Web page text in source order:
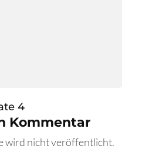
4
Kommentar
wird nicht veröffentlicht.